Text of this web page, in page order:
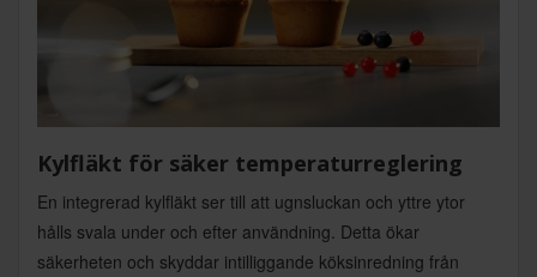
Kylfläkt för säker temperaturreglering
En integrerad kylfläkt ser till att ugnsluckan och yttre ytor
hålls svala under och efter användning. Detta ökar
säkerheten och skyddar intilliggande köksinredning från